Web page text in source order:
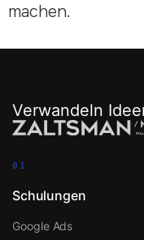
machen.
Verwandeln
01
Schulungen
Google Ads